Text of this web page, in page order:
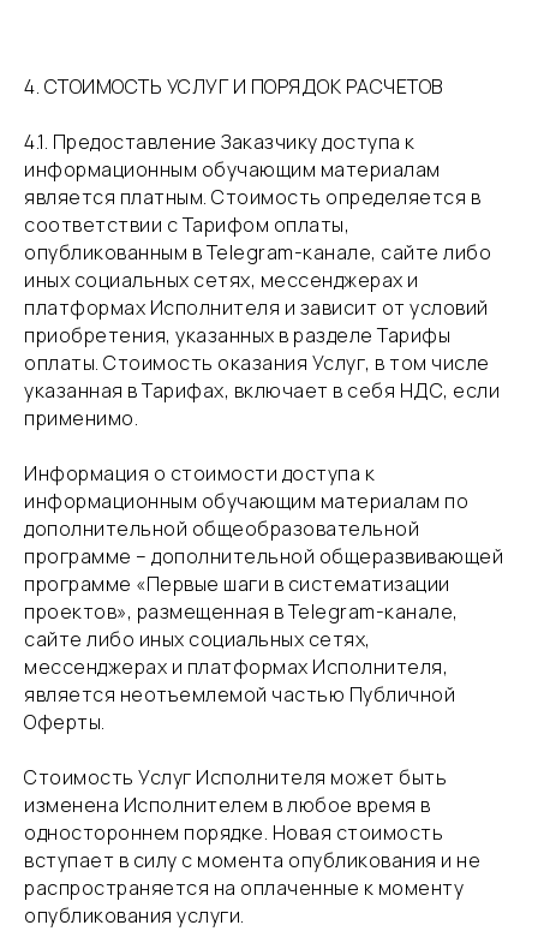
4. СТОИМОСТЬ УСЛУГ И ПОРЯДОК РАСЧЕТОВ
​4.1. Предоставление Заказчику доступа к
информационным обучающим материалам
является платным. Стоимость определяется в
соответствии с Тарифом оплаты,
опубликованным в Telegram-канале, сайте либо
иных социальных сетях, мессенджерах и
платформах Исполнителя и зависит от условий
приобретения, указанных в разделе Тарифы
оплаты. Стоимость оказания Услуг, в том числе
указанная в Тарифах, включает в себя НДС, если
применимо.
​Информация о стоимости доступа к
информационным обучающим материалам по
дополнительной общеобразовательной
программе – дополнительной общеразвивающей
программе «Первые шаги в систематизации
проектов», размещенная в Telegram-канале,
сайте либо иных социальных сетях,
мессенджерах и платформах Исполнителя,
является неотъемлемой частью Публичной
Оферты.
​Стоимость Услуг Исполнителя может быть
изменена Исполнителем в любое время в
одностороннем порядке. Новая стоимость
вступает в силу с момента опубликования и не
распространяется на оплаченные к моменту
опубликования услуги.